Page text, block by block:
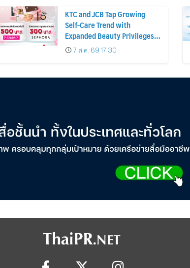
KTC and JCB Tap Growing
Self-Care Trend with
Expanded Beauty Privileges
Number of KTC JCB
Cardmembers Spending on
7 ส.ค. 69 17:30